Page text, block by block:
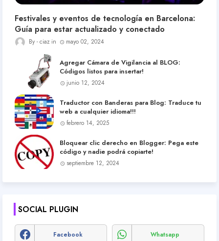
Festivales y eventos de tecnología en Barcelona:
Guía para estar actualizado y conectado
ciaz mayo 02, 2024
Agregar Cámara de Vigilancia al BLOG:
Códigos listos para insertar!
junio 12, 2024
Traductor con Banderas para Blog: Traduce tu
web a cualquier idioma!!!
febrero 14, 2025
Bloquear clic derecho en Blogger: Pega este
código y nadie podrá copiarte!
septiembre 12, 2024
SOCIAL PLUGIN
Facebook Whatsapp